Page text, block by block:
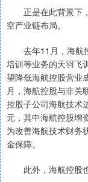
正是在此背景下，
空产业链布局。
去年11月，海航控
培训等业务的天羽飞
望降低海航控股营业
月，海航控股与非关
控股子公司海航技术
元，其中海航控股增
为改善海航技术财务
金保障。
此外，海航控股也